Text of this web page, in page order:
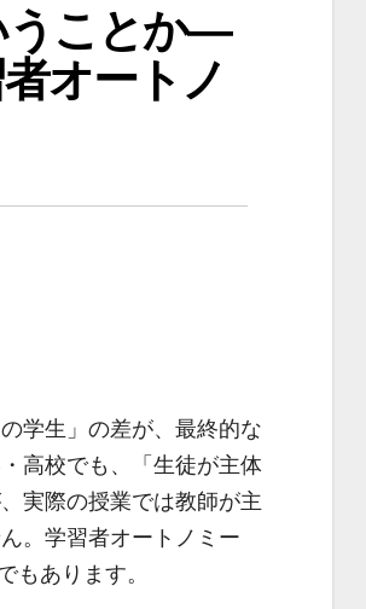
うことか―
オートノ
学生」の差が、最終的な
高校でも、「生徒が主体
実際の授業では教師が主
。学習者オートノミー
もあります。